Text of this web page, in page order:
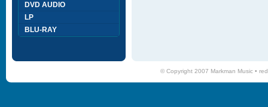
DVD AUDIO
LP
BLU-RAY
© Copyright 2007 Markman Music •